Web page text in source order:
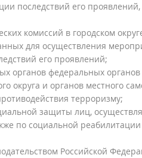
последствий его
комиссий в городском
для осуществления
его проявлений;
органов федеральных
округа и органов местного
терроризму;
защиты лиц,
по социальной
Российской